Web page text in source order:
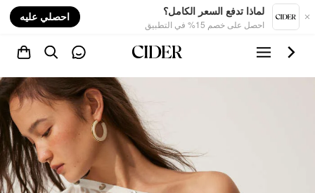
لماذا تدفع السعر الكامل؟
احصل على خصم 15% في التطبيق
احصلي عليه